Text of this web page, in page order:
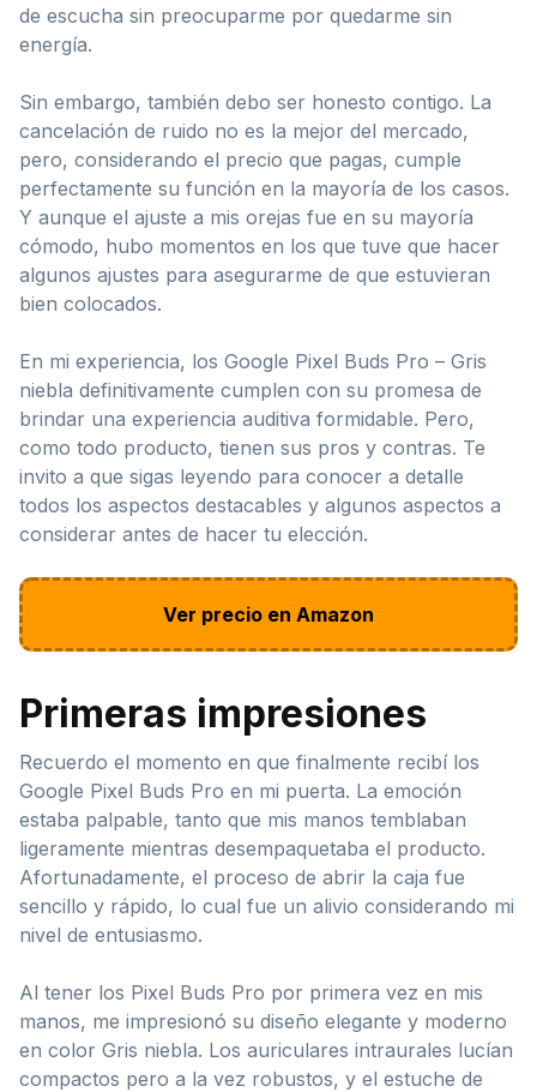
de escucha sin preocuparme por quedarme sin
energía.
Sin embargo, también debo ser honesto contigo. La
cancelación de ruido no es la mejor del mercado,
pero, considerando el precio que pagas, cumple
perfectamente su función en la mayoría de los casos.
Y aunque el ajuste a mis orejas fue en su mayoría
cómodo, hubo momentos en los que tuve que hacer
algunos ajustes para asegurarme de que estuvieran
bien colocados.
En mi experiencia, los Google Pixel Buds Pro – Gris
niebla definitivamente cumplen con su promesa de
brindar una experiencia auditiva formidable. Pero,
como todo producto, tienen sus pros y contras. Te
invito a que sigas leyendo para conocer a detalle
todos los aspectos destacables y algunos aspectos a
considerar antes de hacer tu elección.
Ver precio en Amazon
Primeras impresiones
Recuerdo el momento en que finalmente recibí los
Google Pixel Buds Pro en mi puerta. La emoción
estaba palpable, tanto que mis manos temblaban
ligeramente mientras desempaquetaba el producto.
Afortunadamente, el proceso de abrir la caja fue
sencillo y rápido, lo cual fue un alivio considerando mi
nivel de entusiasmo.
Al tener los Pixel Buds Pro por primera vez en mis
manos, me impresionó su diseño elegante y moderno
en color Gris niebla. Los auriculares intraurales lucían
compactos pero a la vez robustos, y el estuche de